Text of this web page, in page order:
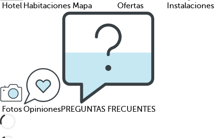
Hotel Habitaciones Mapa Ofertas Instalaciones
FotosOpinionesPREGUNTAS FRECUENTES